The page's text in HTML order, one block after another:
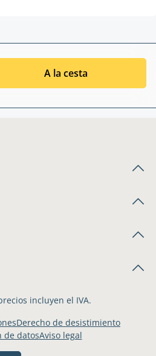
A la cesta
incluyen el IVA.
Derecho de desistimiento
de datosAviso legal